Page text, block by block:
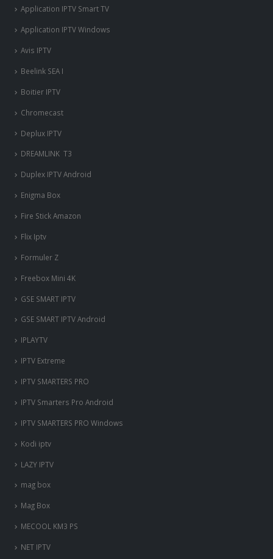
Application IPTV Smart TV
Application IPTV Windows
Avis IPTV
Beelink SEA I
Boitier IPTV
Chromecast
Deplux IPTV
DREAMLINK T3
Duplex IPTV Android
Enigma Box
Fire Stick Amazon
Flix Iptv
Formuler Z
Freebox Mini 4K
‎GSE SMART IPTV
GSE SMART IPTV Android
IPLAYTV
IPTV Extreme
IPTV SMARTERS PRO
IPTV Smarters Pro Android
IPTV SMARTERS PRO Windows
Kodi iptv
LAZY IPTV
mag box
Mag Box
MECOOL KM3 PS
NET IPTV